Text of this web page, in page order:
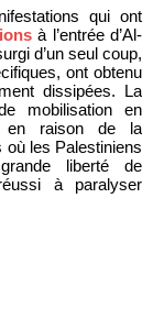
qui ont
à l’entrée d’Al-
d’un seul coup,
ont obtenu
dissipées. La
mobilisation en
en raison de la
où les Palestiniens
liberté de
à paralyser